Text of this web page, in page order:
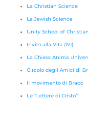
La Christian Science
La Jewish Science
Unity School of
Invito alla Vita (IVI)
La Chiesa Anima
Circolo degli Amici di
Il movimento di Braco
Le “Lettere di Cristo”